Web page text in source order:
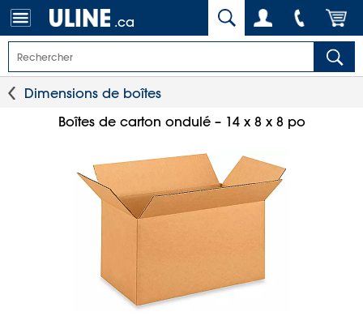
.ca
Dimensions de boîtes
Boîtes de carton ondulé – 14 x 8 x 8 po